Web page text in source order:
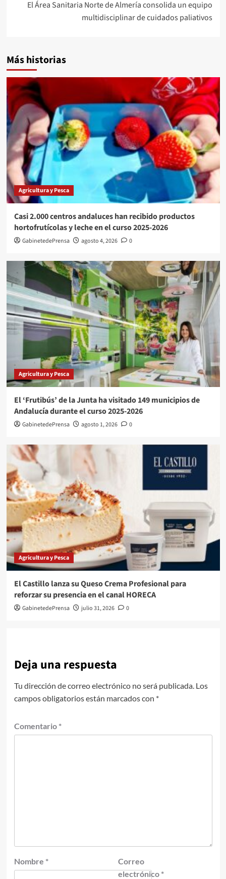
El Área Sanitaria Norte de Almería consolida un equipo
multidisciplinar de cuidados paliativos
Más historias
Agricultura y Pesca
Casi 2.000 centros andaluces han recibido productos
hortofrutícolas y leche en el curso 2025-2026
GabinetedePrensa agosto 4, 2026 0
Agricultura y Pesca
El ‘Frutibús’ de la Junta ha visitado 149 municipios de
Andalucía durante el curso 2025-2026
GabinetedePrensa agosto 1, 2026 0
Agricultura y Pesca
El Castillo lanza su Queso Crema Profesional para
reforzar su presencia en el canal HORECA
GabinetedePrensa julio 31, 2026 0
Deja una respuesta
Tu dirección de correo electrónico no será publicada. Los
campos obligatorios están marcados con *
Comentario *
Nombre *
Correo
electrónico *